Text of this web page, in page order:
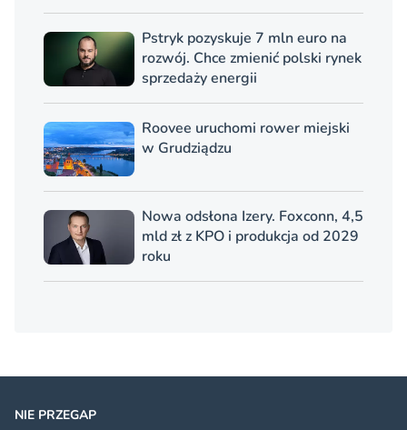
Pstryk pozyskuje 7 mln euro na
rozwój. Chce zmienić polski rynek
sprzedaży energii
Roovee uruchomi rower miejski
w Grudziądzu
Nowa odsłona Izery. Foxconn, 4,5
mld zł z KPO i produkcja od 2029
roku
NIE PRZEGAP